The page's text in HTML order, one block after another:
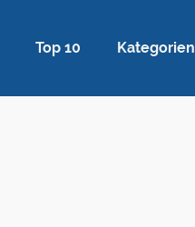
Top 10 Kategorien